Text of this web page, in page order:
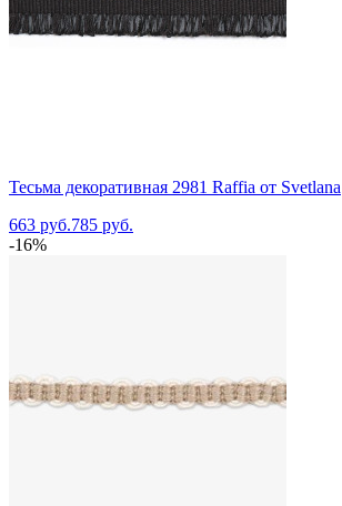
Тесьма декоративная 2981 Raffia от Svetlana
663 руб.785 руб.
-16%